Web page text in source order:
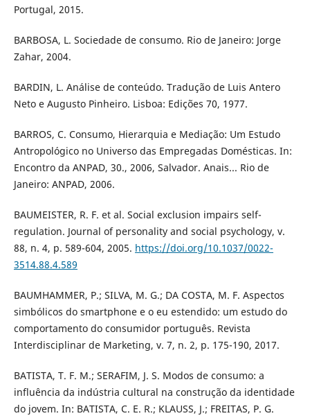
Portugal, 2015.
BARBOSA, L. Sociedade de consumo. Rio de Janeiro: Jorge
Zahar, 2004.
BARDIN, L. Análise de conteúdo. Tradução de Luis Antero
Neto e Augusto Pinheiro. Lisboa: Edições 70, 1977.
BARROS, C. Consumo, Hierarquia e Mediação: Um Estudo
Antropológico no Universo das Empregadas Domésticas. In:
Encontro da ANPAD, 30., 2006, Salvador. Anais... Rio de
Janeiro: ANPAD, 2006.
BAUMEISTER, R. F. et al. Social exclusion impairs self-
regulation. Journal of personality and social psychology, v.
88, n. 4, p. 589-604, 2005. https://doi.org/10.1037/0022-
3514.88.4.589
BAUMHAMMER, P.; SILVA, M. G.; DA COSTA, M. F. Aspectos
simbólicos do smartphone e o eu estendido: um estudo do
comportamento do consumidor português. Revista
Interdisciplinar de Marketing, v. 7, n. 2, p. 175-190, 2017.
BATISTA, T. F. M.; SERAFIM, J. S. Modos de consumo: a
influência da indústria cultural na construção da identidade
do jovem. In: BATISTA, C. E. R.; KLAUSS, J.; FREITAS, P. G.